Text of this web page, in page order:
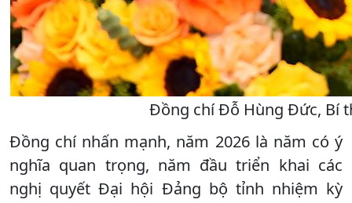
Đồng chí Đỗ Hùng Đức, Bí
Đồng chí nhấn mạnh, năm 2026 là năm có ý
nghĩa quan trọng, năm đầu triển khai các
nghị quyết Đại hội Đảng bộ tỉnh nhiệm kỳ